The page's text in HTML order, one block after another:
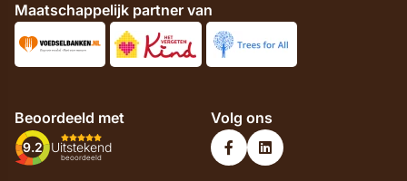
Maatschappelijk partner van
Beoordeeld met
9.2 Uitstekend
beoordeeld
Volg ons